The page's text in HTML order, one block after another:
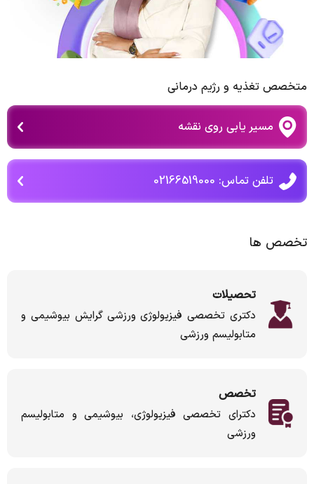
متخصص تغذیه و رژیم درمانی
مسیر یابی روی نقشه
تلفن تماس: 02166519000
تخصص ها
تحصیلات
دکتری تخصصی فیزیولوژی ورزشی گرایش بیوشیمی و
متابولیسم ورزشی
تخصص
دکترای تخصصی فیزیولوژی، بیوشیمی و متابولیسم
ورزشی